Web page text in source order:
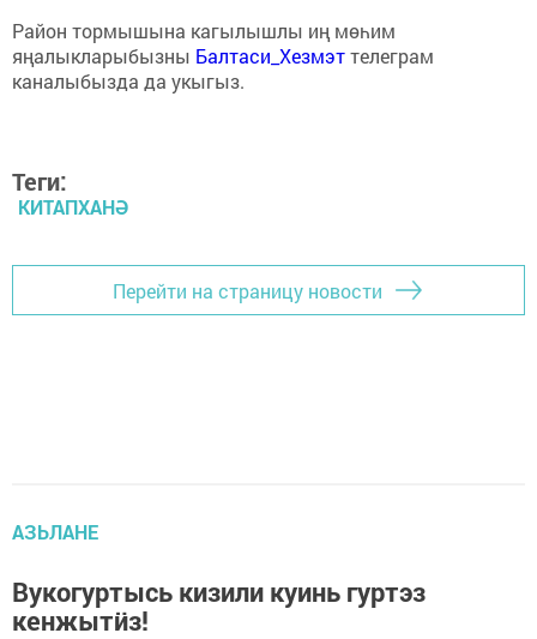
Район тормышына кагылышлы иң мөһим
яңалыкларыбызны Балтаси_Хезмэттелеграм
каналыбызда да укыгыз.
Теги:
КИТАПХАНӘ
Перейти на страницу новости
АЗЬЛАНЕ
Вукогуртысь кизили куинь гуртэз
кенжытӥз!